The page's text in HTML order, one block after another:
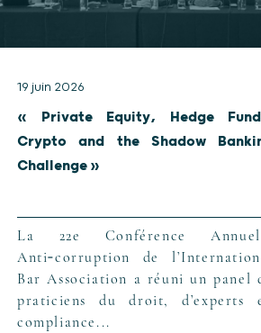
19 juin 2026
« Private Equity, Hedge
Crypto and the Shadow
Challenge »
La 22e Conférence
Anti‑corruption de
Bar Association a réuni un panel
praticiens du droit, d’experts
compliance...